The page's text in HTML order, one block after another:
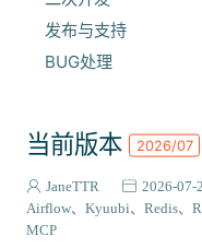
发布与支持
BUG处理
组件安装
报错解决
VIEW插件
当前版本 2026/07
JaneTTR 2026-07-
Airflow
Kyuubi Redis
MCP